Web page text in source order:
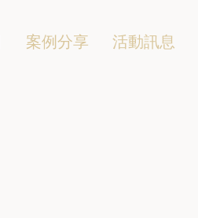
案例分享 活動訊息